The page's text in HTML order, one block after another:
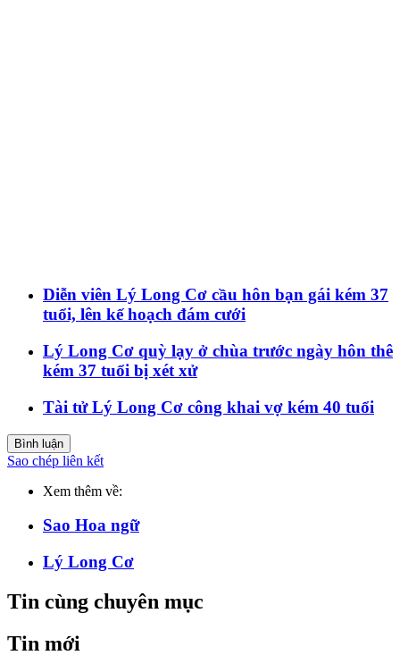
Diễn viên Lý Long Cơ cầu hôn bạn gái kém 37
tuổi, lên kế hoạch đám cưới
Lý Long Cơ quỳ lạy ở chùa trước ngày hôn thê
kém 37 tuổi bị xét xử
Tài tử Lý Long Cơ công khai vợ kém 40 tuổi
Bình luận
Sao chép liên kết
Xem thêm về:
Sao Hoa ngữ
Lý Long Cơ
Tin cùng chuyên mục
Tin mới